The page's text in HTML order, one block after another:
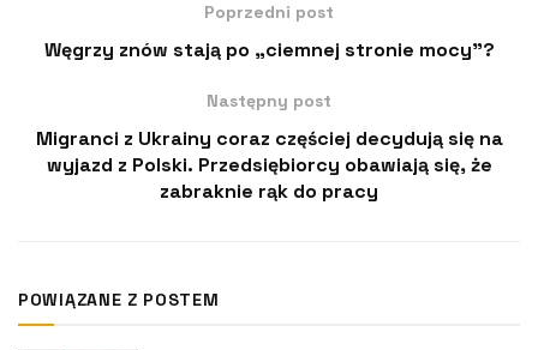
Poprzedni post
Węgrzy znów stają po „ciemnej stronie mocy”?
Następny post
Migranci z Ukrainy coraz częściej decydują się na
wyjazd z Polski. Przedsiębiorcy obawiają się, że
zabraknie rąk do pracy
POWIĄZANE Z POSTEM